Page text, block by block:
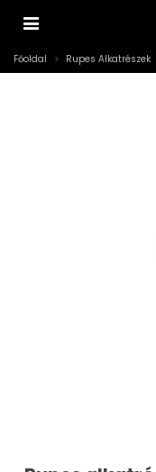
Főoldal > Rupes Alkatrészek